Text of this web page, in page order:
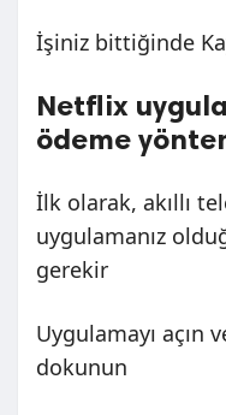
İşiniz bittiğinde
Netflix
ödeme
İlk olarak, akıllı
uygulamanız
gerekir
Uygulamayı açın
dokunun